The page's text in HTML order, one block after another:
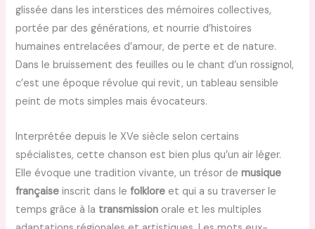
glissée dans les interstices des mémoires collectives,
portée par des générations, et nourrie d’histoires
humaines entrelacées d’amour, de perte et de nature.
Dans le bruissement des feuilles ou le chant d’un rossignol,
c’est une époque révolue qui revit, un tableau sensible
peint de mots simples mais évocateurs.
Interprétée depuis le XVe siècle selon certains
spécialistes, cette chanson est bien plus qu’un air léger.
Elle évoque une tradition vivante, un trésor demusique
française inscrit dans lefolklore et qui a su traverser le
temps grâce à la transmission orale et les multiples